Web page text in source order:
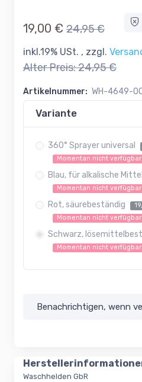
19,00 € 24,95 €
inkl.19% USt. , zzgl.
Alter Preis:24,95 €
Artikelnummer: WH-4649-
Variante
360° Sprayer universal
Momentan nicht verfügbar
Blau, für alkalische Mittel
Momentan nicht verfügbar
Rot, säurebeständig
Momentan nicht verfügbar
Schwarz,
Momentan nicht verfügbar
Benachrichtigen, wenn
Waschhelden GbR